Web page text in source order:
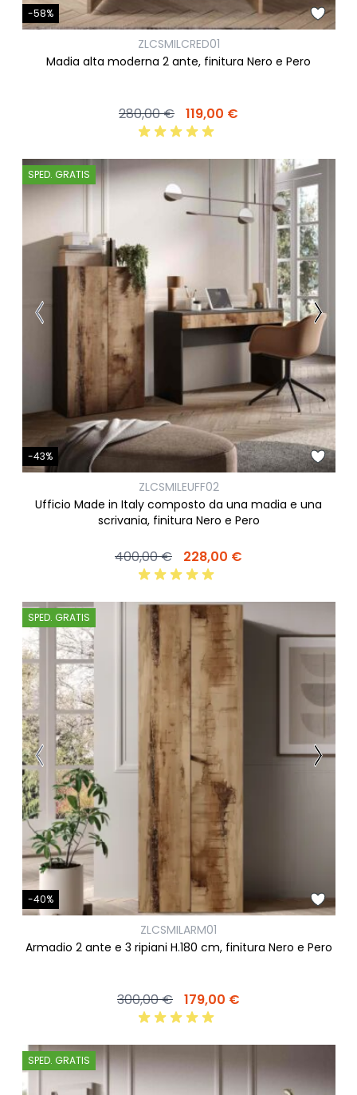
-58%
ZLCSMILCRED01
Madia alta moderna 2 ante, finitura Nero e Pero
280,00 € 119,00 €
SPED. GRATIS
-43%
ZLCSMILEUFF02
Ufficio Made in Italy composto da una madia e una
scrivania, finitura Nero e Pero
400,00 € 228,00 €
SPED. GRATIS
-40%
ZLCSMILARM01
Armadio 2 ante e 3 ripiani H.180 cm, finitura Nero e Pero
300,00 € 179,00 €
SPED. GRATIS